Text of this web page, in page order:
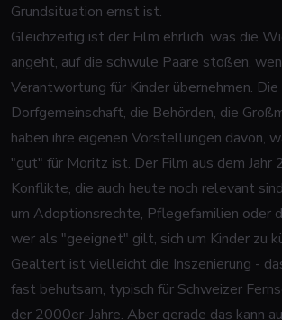
Grundsituation ernst ist.
Gleichzeitig ist der Film ehrlich, was die
angeht, auf die schwule Paare stoßen,
Verantwortung für Kinder übernehmen. Die
Dorfgemeinschaft, die Behörden, die
haben ihre eigenen Vorstellungen davon,
"gut" für Moritz ist. Der Film aus dem Jahr
Konflikte, die auch heute noch relevant
um Adoptionsrechte, Pflegefamilien oder
wer als "geeignet" gilt, sich um Kinder zu
Gealtert ist vielleicht die Inszenierung -
fast behutsam, typisch für Schweizer
der 2000er-Jahre. Aber gerade das kann